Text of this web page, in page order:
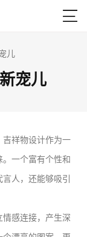

儿
宠儿
吉祥物设计作为一
一个富有个性和
人，还能够吸引
感连接，产生深